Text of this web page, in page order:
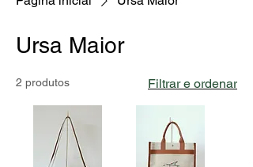
Ursa Maior
2 produtos Filtrar e ordenar